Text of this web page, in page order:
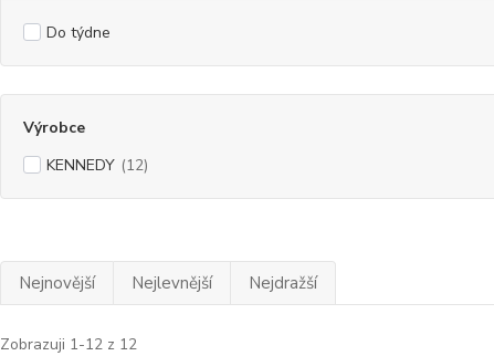
Do týdne
Výrobce
KENNEDY (12)
Nejnovější Nejlevnější Nejdražší
Zobrazuji 1-12 z 12